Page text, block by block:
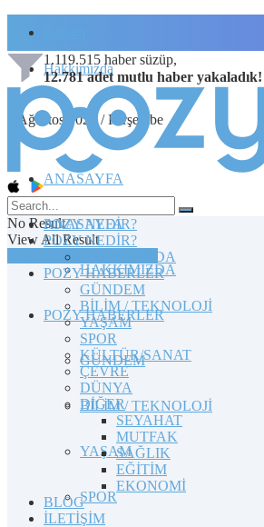
Hakkımızda
6 Ağustos 2026 / Perşembe
1.119.515 haber süzüp,
12.781 adet mutlu haber yakaladık!
No Result
View All Result
TOPLULUĞA KATILIN
ANASAYFA
POZY NEDİR?
HAKKIMIZDA
POZY HABERLER
GÜNDEM
BİLİM / TEKNOLOJİ
YAŞAM
SPOR
ANASAYFA
POZY NEDİR?
HAKKIMIZDA
POZY HABERLER
GÜNDEM
BİLİM / TEKNOLOJİ
YAŞAM
SPOR
KÜLTÜR/SANAT
ÇEVRE
DÜNYA
DİĞER
SEYAHAT
MUTFAK
SAĞLIK
EĞİTİM
EKONOMİ
BLOG
İLETİŞİM